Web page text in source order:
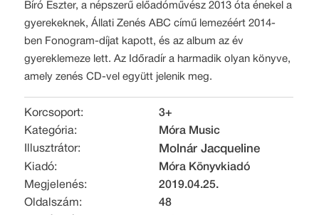
Bíró Eszter, a népszerű előadóművész 2013 óta énekel a
gyerekeknek, Állati Zenés ABC című lemezéért 2014-
ben Fonogram-díjat kapott, és az album az év
gyereklemeze lett. Az Időradír a harmadik olyan könyve,
amely zenés CD-vel együtt jelenik meg.
Korcsoport:
3+
Kategória:
Móra Music
Illusztrátor:
Molnár Jacqueline
Kiadó:
Móra Könyvkiadó
Megjelenés:
2019.04.25.
Oldalszám:
48